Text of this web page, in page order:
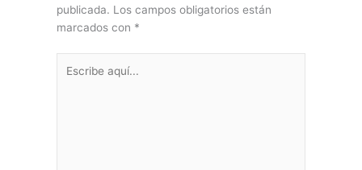
publicada. Los campos obligatorios están
marcados con *
aquí...